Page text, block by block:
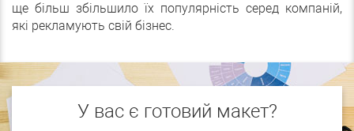
ще більш збільшило їх популярність серед компаній,
які рекламують свій бізнес.
У вас є готовий макет?